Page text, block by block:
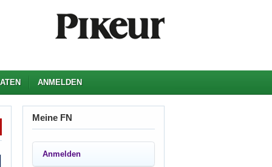
ANMELDEN
Meine FN
Anmelden